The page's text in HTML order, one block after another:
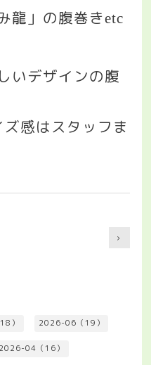
龍」の腹巻きetc
いデザインの腹
ズ感はスタッフま
） 2026-06（19）
2026-04（16）